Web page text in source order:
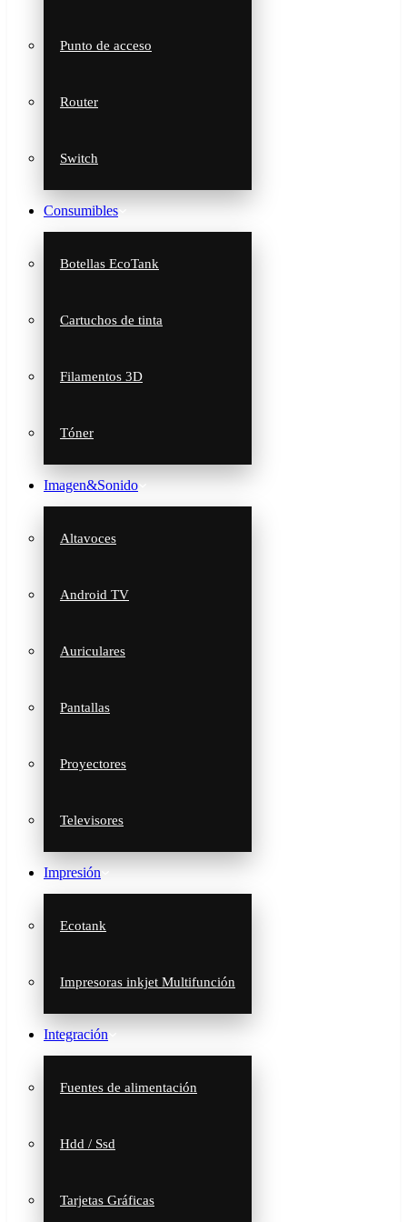
Punto de acceso
Router
Switch
Consumibles
Botellas EcoTank
Cartuchos de tinta
Filamentos 3D
Tóner
Imagen&Sonido
Altavoces
Android TV
Auriculares
Pantallas
Proyectores
Televisores
Impresión
Ecotank
Impresoras inkjet Multifunción
Integración
Fuentes de alimentación
Hdd / Ssd
Tarjetas Gráficas